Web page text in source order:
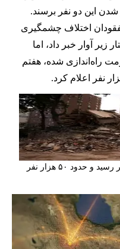
شدن این دو نفر برسند.
اختلاف چشمگیری
زیر آوار خبر داد، اما
راه‌اندازی شده، هفتم
شمار قربانیان زلزله ونزوئلا به۵۸۹ نفر رسید و حدود ۵۰ هزار نفر